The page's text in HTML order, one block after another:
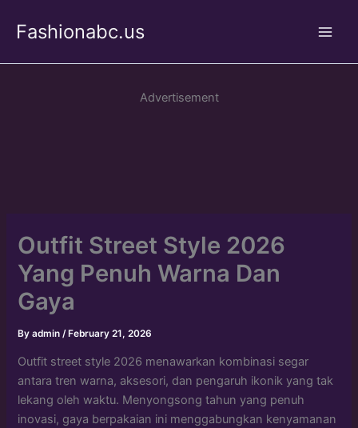
Fashionabc.us
Advertisement
Outfit Street Style 2026
Yang Penuh Warna Dan
Gaya
Byadmin /February 21, 2026
Outfit street style 2026 menawarkan kombinasi segar
antara tren warna, aksesori, dan pengaruh ikonik yang tak
lekang oleh waktu. Menyongsong tahun yang penuh
inovasi, gaya berpakaian ini menggabungkan kenyamanan